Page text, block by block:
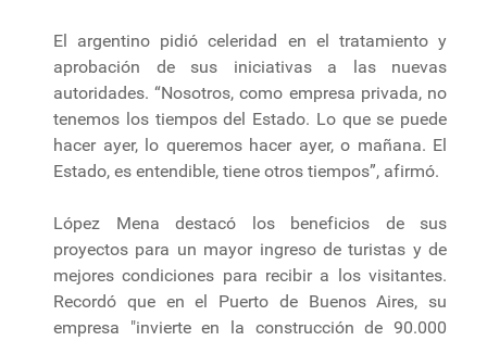
El argentino pidió celeridad en el tratamiento y
aprobación de sus iniciativas a las nuevas
autoridades. “Nosotros, como empresa privada, no
tenemos los tiempos del Estado. Lo que se puede
hacer ayer, lo queremos hacer ayer, o mañana. El
Estado, es entendible, tiene otros tiempos”, afirmó.
López Mena destacó los beneficios de sus
proyectos para un mayor ingreso de turistas y de
mejores condiciones para recibir a los visitantes.
Recordó que en el Puerto de Buenos Aires, su
empresa "invierte en la construcción de 90.000